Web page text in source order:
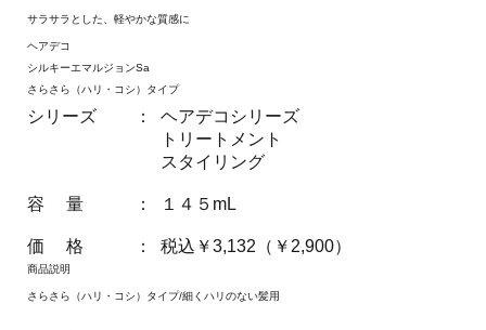
サラサラとした、軽やかな質感に
ヘアデコ
シルキーエマルジョンSa
さらさら（ハリ・コシ）タイプ
シリーズ ：
ヘアデコシリーズ
トリートメント
スタイリング
容 量 ： １４５mL
価 格 ： 税込￥3,132（￥2,900）
商品説明
さらさら（ハリ・コシ）タイプ/細くハリのない髪用